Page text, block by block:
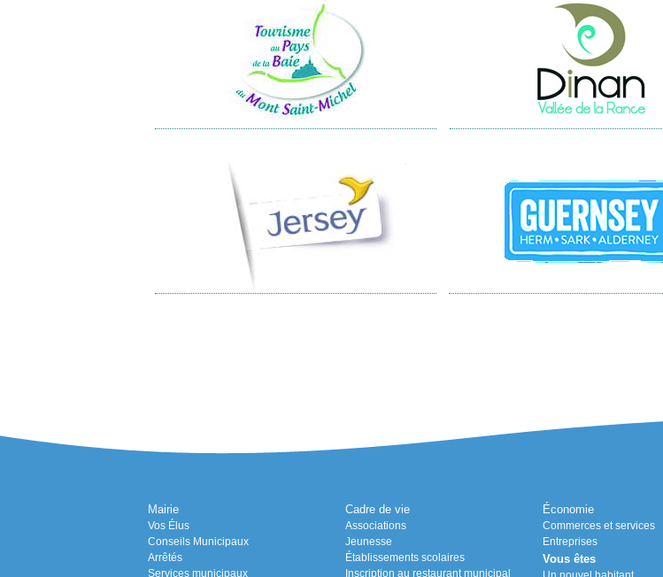
Mairie
Vos Élus
Conseils Municipaux
Arrêtés
Services municipaux
Cadre de vie
Associations
Jeunesse
Établissements scolaires
Inscription au restaurant municipal
Économie
Commerces et services
Entreprises
Vous êtes